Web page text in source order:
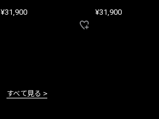
¥31,900 ¥31,900
すべて見る